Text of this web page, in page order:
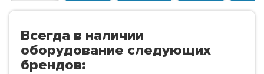
Всегда в наличии
оборудование следующих
брендов: